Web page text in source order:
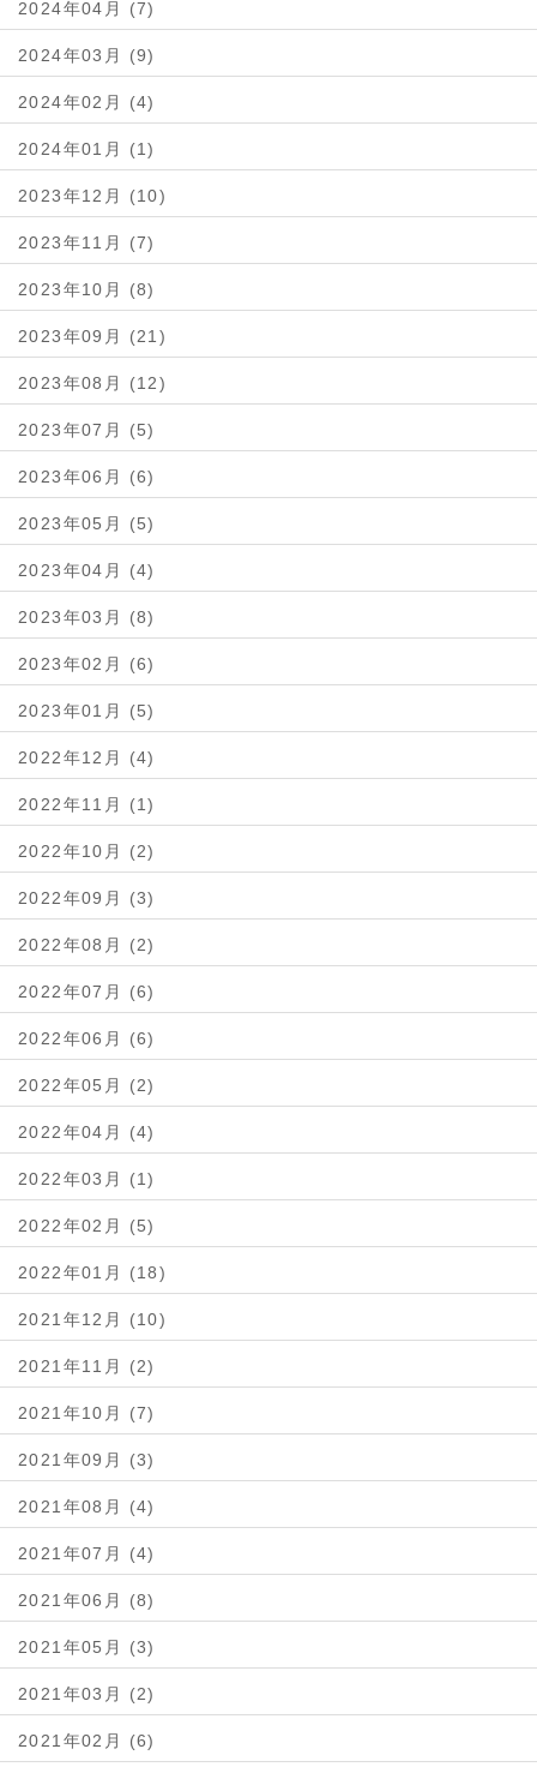
2024年04月 (7)
2024年03月 (9)
2024年02月 (4)
2024年01月 (1)
2023年12月 (10)
2023年11月 (7)
2023年10月 (8)
2023年09月 (21)
2023年08月 (12)
2023年07月 (5)
2023年06月 (6)
2023年05月 (5)
2023年04月 (4)
2023年03月 (8)
2023年02月 (6)
2023年01月 (5)
2022年12月 (4)
2022年11月 (1)
2022年10月 (2)
2022年09月 (3)
2022年08月 (2)
2022年07月 (6)
2022年06月 (6)
2022年05月 (2)
2022年04月 (4)
2022年03月 (1)
2022年02月 (5)
2022年01月 (18)
2021年12月 (10)
2021年11月 (2)
2021年10月 (7)
2021年09月 (3)
2021年08月 (4)
2021年07月 (4)
2021年06月 (8)
2021年05月 (3)
2021年03月 (2)
2021年02月 (6)